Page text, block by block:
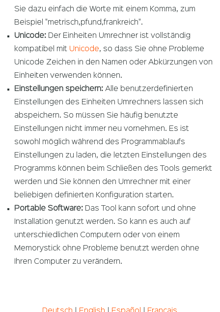
Sie dazu einfach die Worte mit einem Komma, zum
Beispiel "metrisch,pfund,frankreich".
Unicode: Der Einheiten Umrechner ist vollständig
kompatibel mit Unicode, so dass Sie ohne Probleme
Unicode Zeichen in den Namen oder Abkürzungen von
Einheiten verwenden können.
Einstellungen speichern:Alle benutzerdefinierten
Einstellungen des Einheiten Umrechners lassen sich
abspeichern. So müssen Sie häufig benutzte
Einstellungen nicht immer neu vornehmen. Es ist
sowohl möglich während des Programmablaufs
Einstellungen zu laden, die letzten Einstellungen des
Programms können beim Schließen des Tools gemerkt
werden und Sie können den Umrechner mit einer
beliebigen definierten Konfiguration starten.
Portable Software: Das Tool kann sofort und ohne
Installation genutzt werden. So kann es auch auf
unterschiedlichen Computern oder von einem
Memorystick ohne Probleme benutzt werden ohne
Ihren Computer zu verändern.